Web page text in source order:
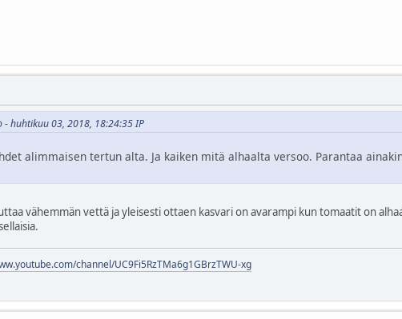
huhtikuu 03, 2018, 18:24:35 IP
alimmaisen tertun alta. Ja kaiken mitä alhaalta versoo. Parantaa
vähemmän vettä ja yleisesti ottaen kasvari on avarampi kun tomaatit on
channel/UC9Fi5RzTMa6g1GBrzTWU-xg